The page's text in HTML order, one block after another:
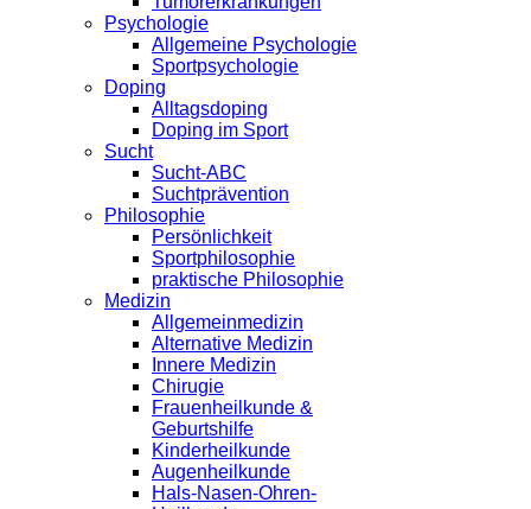
Psychologie
Allgemeine Psychologie
Sportpsychologie
Doping
Alltagsdoping
Doping im Sport
Sucht
Sucht-ABC
Suchtprävention
Philosophie
Persönlichkeit
Sportphilosophie
praktische Philosophie
Medizin
Allgemeinmedizin
Alternative Medizin
Innere Medizin
Chirugie
Frauenheilkunde &
Geburtshilfe
Kinderheilkunde
Augenheilkunde
Hals-Nasen-Ohren-